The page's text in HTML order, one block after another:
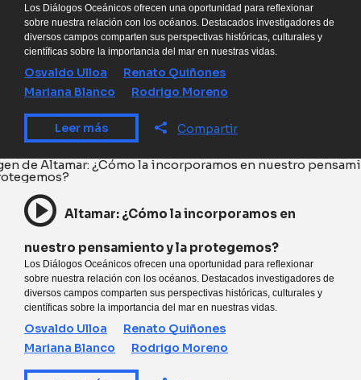
Los Diálogos Oceánicos ofrecen una oportunidad para reflexionar
sobre nuestra relación con los océanos. Destacados investigadores de
diversos campos comparten sus perspectivas históricas, culturales y
científicas sobre la importancia del mar en nuestras vidas.
Osvaldo Ulloa
Renato Quiñones
Mariana Blanco
Rodrigo Moreno
Leer más Compartir
Altamar: ¿Cómo la incorporamos en
nuestro pensamiento y la protegemos?
Los Diálogos Oceánicos ofrecen una oportunidad para reflexionar
sobre nuestra relación con los océanos. Destacados investigadores de
diversos campos comparten sus perspectivas históricas, culturales y
científicas sobre la importancia del mar en nuestras vidas.
Osvaldo Ulloa
Renato Quiñones
Mariana Blanco
Rodrigo Moreno